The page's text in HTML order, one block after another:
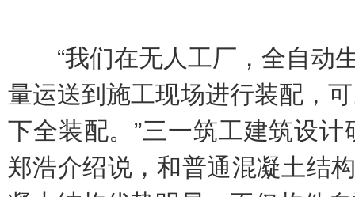
“我们在无人工厂，全自动
量运送到施工现场进行装配，
下全装配。”三一筑工建筑设
郑浩介绍说，和普通混凝土结